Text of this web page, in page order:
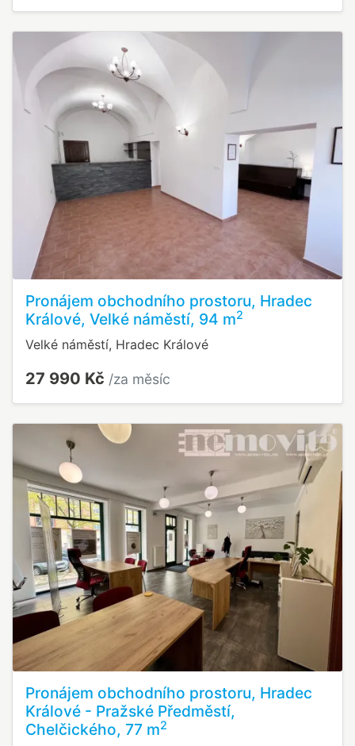
Pronájem obchodního prostoru, Hradec
Králové, Velké náměstí, 94 m2
Velké náměstí, Hradec Králové
27 990 Kč /za měsíc
Pronájem obchodního prostoru, Hradec
Králové - Pražské Předměstí,
Chelčického, 77 m2